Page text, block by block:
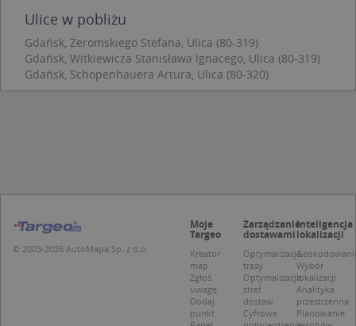
Ulice w pobliżu
Gdańsk, Żeromskiego Stefana, Ulica (80-319)
Gdańsk, Witkiewicza Stanisława Ignacego, Ulica (80-319)
Gdańsk, Schopenhauera Artura, Ulica (80-320)
© 2003-2026 AutoMapa Sp. z o.o.
Moje
Targeo
Kreator
map
Zgłoś
uwagę
Dodaj
punkt
Zarządzanie
dostawami
Optymalizacja
trasy
Optymalizacja
stref
dostaw
Cyfrowe
Inteligencja
lokalizacji
Wybór
lokalizacji
Analityka
przestrzenna
Planowanie
jak logowanie użytkownika i zarządzanie kontem.
Bez niezbędnych plików cookie nie można
prawidłowo korzystać ze strony internetowej.
Nazwa
Provider
Domena
Okres
przechowywania